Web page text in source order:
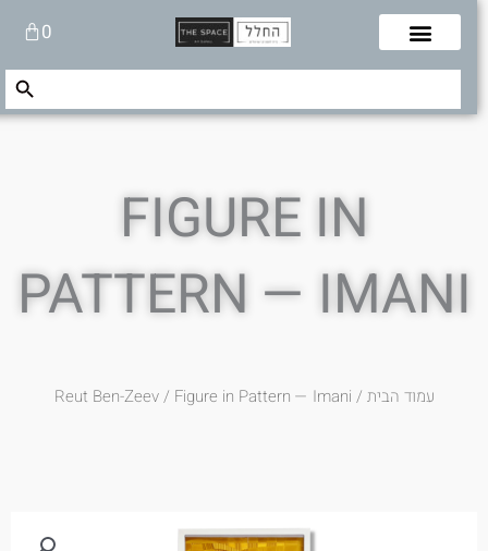
0עגלת
קניות
Search
Search Button
FIGURE IN
PATTERN — IMANI
עמוד הבית/
Reut Ben-Zeev/ Figure in Pattern — Imani